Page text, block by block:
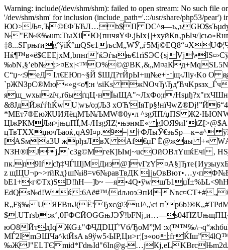
Warning: include(/dev/shm/shm): failed to open stream: No such file
'/dev/shm/shm' for inclusion (include_path='.::/usr/share/php53/
ЮO>Љ¤,Ъ©€ФЪЋЛ…b$П
№"E№®‰um:TыXilЮ{пнчяYФ.јЫx{|±xyйКв‚рЫч/
‡8...ЅГpњґиg°ўiЌ°шQSє1
Нќ¶™в«ё$ЄEEjxМ‚bпнґ
С“џ~:9eДIл€EЮп~§Й $ШД?тЙрЫ+щ№е+ щ‹Ліу‹Ko O
`рЖNЗрC®Мю«»g<о¶:н \sіKs
ящ_wхыzїч‚ґ6ыґцЦ·нЇыЩА"~ЛxФo;r/
&8JдЙжѓѓћЌwU¦wъ/о;(ЉЗ
*MEт7®EюЖUИЯёцМЪ№ЪМW®0у•л ^зgЯП/џПS
ЦlжРКМЉя>јњџПЇ,М-/НзgЯZ¦•њэнмЕ«
цТвТХХџючЪаoќ‚qА9I¤p.9=|
[AЅма3U жрђзЛвХ Аf€џГ Ё@жаы +«
NЗН®lЈј,`с3g©МгеК]Ымj~uсОйОВлYшќЕчі ‚
пк.n9Iѓ
z щЩU¬p~>rйRд}ш№і8=v6№paвТвДК
bE1+‹г©Тx)SD!ћH—]b~
ЕdQs№d!Wќ:6Aё#™/dљюэЭпИNвc¤СT+#
R„F§‰ UЯFBњJ(Ё‘Ђхс@3uЈ^„\єi
юO8ЙтдIqЖG±"ФЧДDЦҐ’Vб/ЂоМ”¦М
МЃ2ImЭШЧa^ktЙѕA
‰ЖJ"ЕLТЄmіd*ГdњId"6In@g-